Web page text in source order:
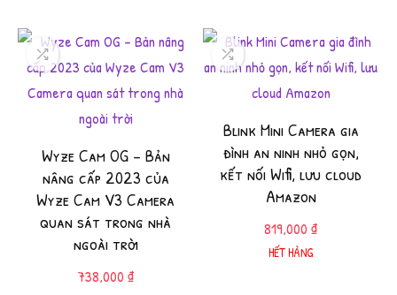
Wyze Cam OG – Bản
nâng cấp 2023 của
Wyze Cam V3 Camera
quan sát trong nhà
ngoài trời
738,000₫
Blink Mini Camera gia
đình an ninh nhỏ gọn,
kết nối Wifi, lưu cloud
Amazon
819,000₫
HẾT HÀNG